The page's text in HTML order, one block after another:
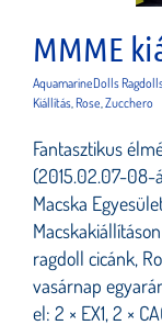
MMME
AquamarineDolls
Kiállítás,Rose,Zucchero
Fantasztikus
(2015.02.07-08-
Macska
ragdoll cicánk,
vasárnap
el: 2 × EX1, 2 ×